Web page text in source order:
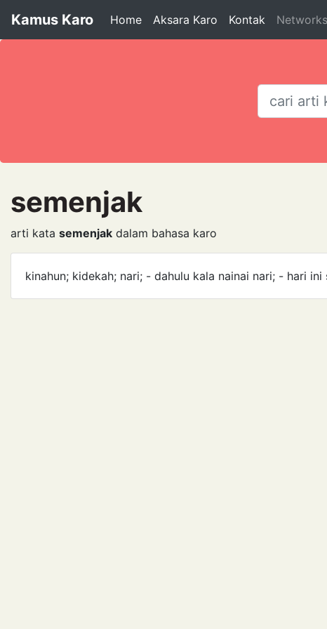
Kamus Karo Home Aksara Karo Kontak Networks
semenjak
arti kata semenjak dalam bahasa karo
kinahun; kidekah; nari; - dahulu kala nainai nari; - hari ini